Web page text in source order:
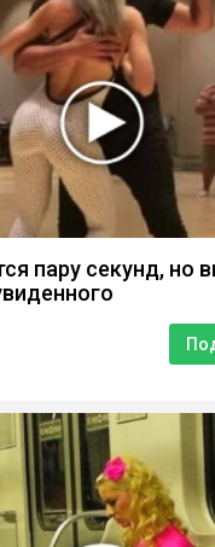
пару секунд, но